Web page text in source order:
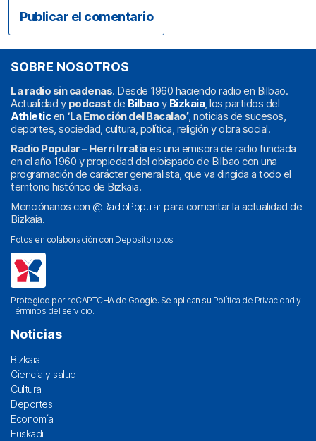
SOBRE NOSOTROS
La radio sin cadenas. Desde 1960 haciendo radio en Bilbao.
Actualidad y podcast de Bilbao y Bizkaia, los partidos del
Athleticen ‘La Emoción del Bacalao’, noticias de sucesos,
deportes, sociedad, cultura, política, religión y obra social.
Radio Popular – Herri Irratiaes una emisora de radio fundada
en el año 1960 y propiedad del obispado de Bilbao con una
programación de carácter generalista, que va dirigida a todo el
territorio histórico de Bizkaia.
Menciónanos con @RadioPopularpara comentar la actualidad de
Bizkaia.
Fotos en colaboración con Depositphotos
Protegido por reCAPTCHA de Google. Se aplican su Política de Privacidad y
Términos del servicio.
Noticias
Bizkaia
Ciencia y salud
Cultura
Deportes
Economía
Euskadi